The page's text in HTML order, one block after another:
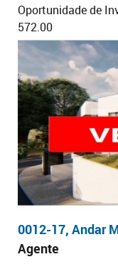
Oportunidade de
572.00
0012-17, Andar
Agente